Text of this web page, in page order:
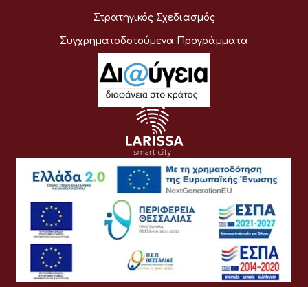
Στρατηγικός Σχεδιασμός
Συγχρηματοδοτούμενα Προγράμματα